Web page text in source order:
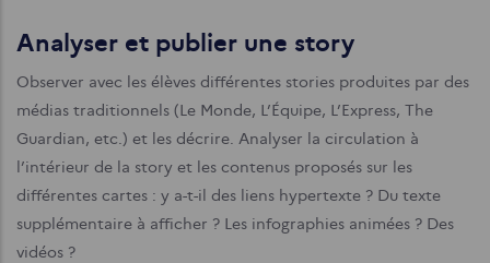
Analyser et publier une story
Observer avec les élèves différentes stories produites par des
médias traditionnels (Le Monde, L’Équipe, L’Express, The
Guardian, etc.) et les décrire. Analyser la circulation à
l’intérieur de la story et les contenus proposés sur les
différentes cartes : y a-t-il des liens hypertexte ? Du texte
supplémentaire à afficher ? Les infographies animées ? Des
vidéos ?